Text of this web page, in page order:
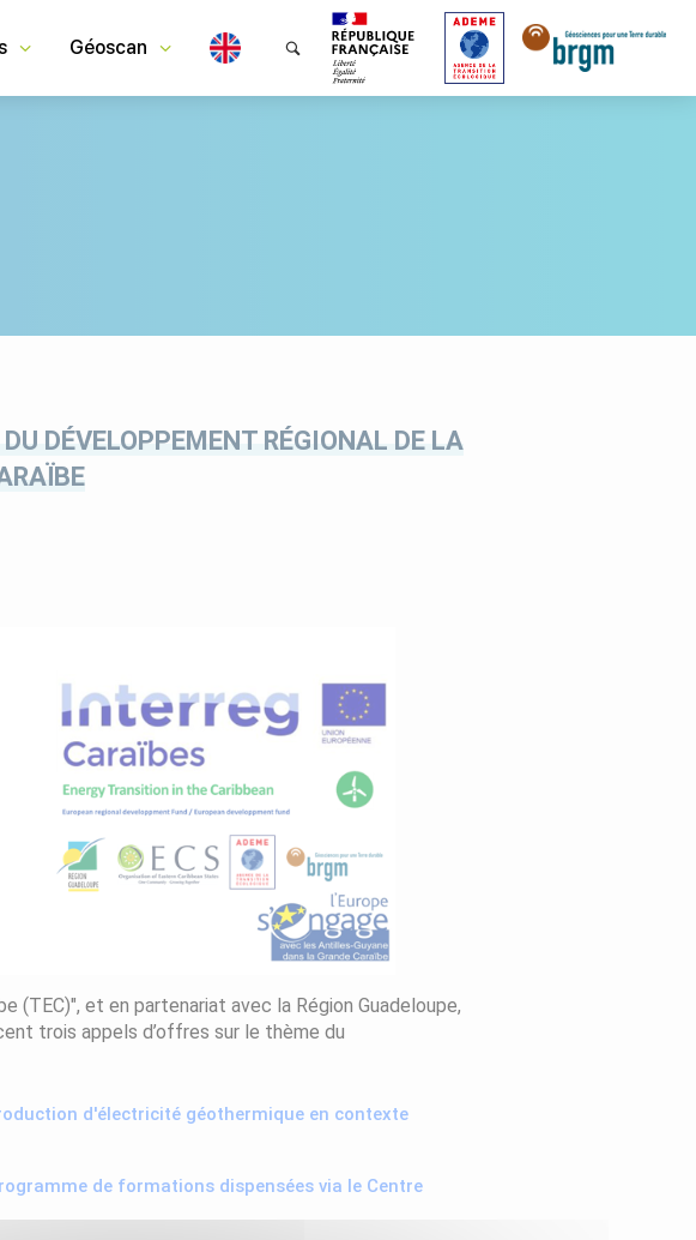
Géoscan
DÉVELOPPEMENT RÉGIONAL DE LA
(TEC)", et en partenariat avec la Région Guadeloupe,
trois appels d’offres sur le thème du
d'électricité géothermique en contexte
de formations dispensées via le Centre